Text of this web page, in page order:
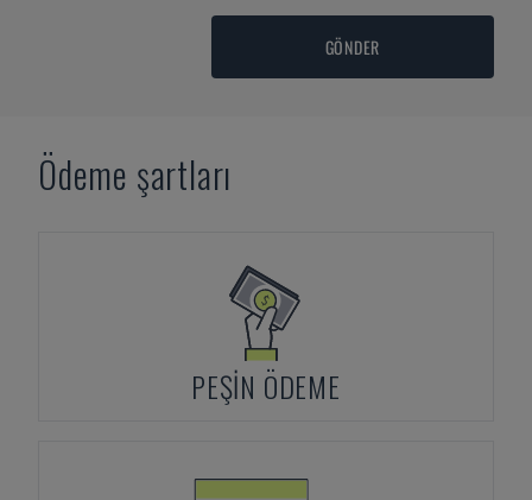
GÖNDER
Ödeme şartları
PEŞIN ÖDEME